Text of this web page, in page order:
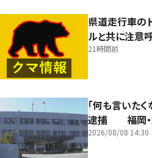
県道走行車の
ルと共に注意
21時間前
「何も言いた
逮捕 福岡・
2026/08/08 14:30